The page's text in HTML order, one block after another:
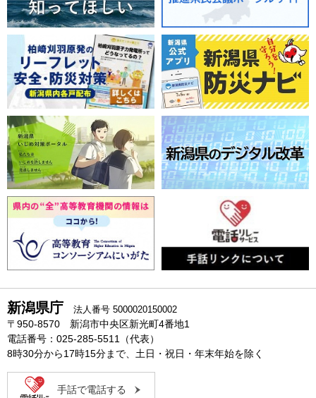
新潟県庁 法人番号 5000020150002
〒950-8570 新潟市中央区新光町4番地1
電話番号：025-285-5511（代表）
8時30分から17時15分まで、土日・祝日・年末年始を除く
手話で電話する